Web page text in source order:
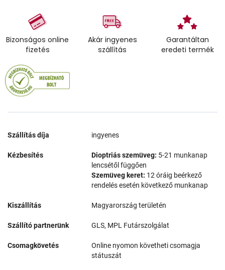
Bizonságos online
fizetés
Akár ingyenes
szállítás
Garantáltan
eredeti termék
Szállítás díja ingyenes
Kézbesítés Dioptriás szemüveg: 5-21 munkanap
lencsétől függően
Szemüveg keret: 12 óráig beérkező
rendelés esetén következő munkanap
Kiszállítás Magyarország területén
Szállító partnerünk GLS, MPL Futárszolgálat
Csomagkövetés
Online nyomon követheti csomagja
státuszát